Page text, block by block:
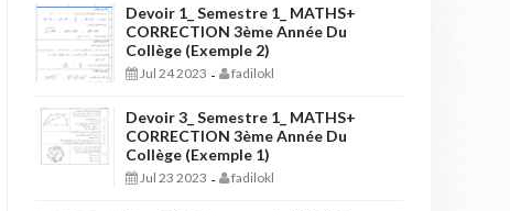
Devoir 1_ Semestre 1_ MATHS+
CORRECTION 3ème Année Du
Collège (Exemple 2)
Jul 24 2023 - fadilokl
Devoir 3_ Semestre 1_ MATHS+
CORRECTION 3ème Année Du
Collège (Exemple 1)
Jul 23 2023 - fadilokl